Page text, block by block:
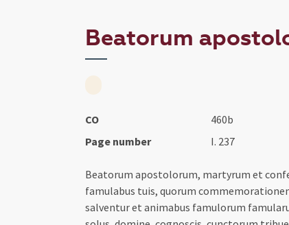
Beatorum
CO
460b
Page number
I. 237
Beatorum apostolorum, martyrum et
famulabus tuis, quorum
salventur et animabus famulorum